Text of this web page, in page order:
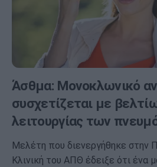
Άσθμα: Μονοκλωνικό
συσχετίζεται με
λειτουργίας των
Μελέτη που διενεργήθηκε στην
Κλινική του ΑΠΘ έδειξε ότι ένα